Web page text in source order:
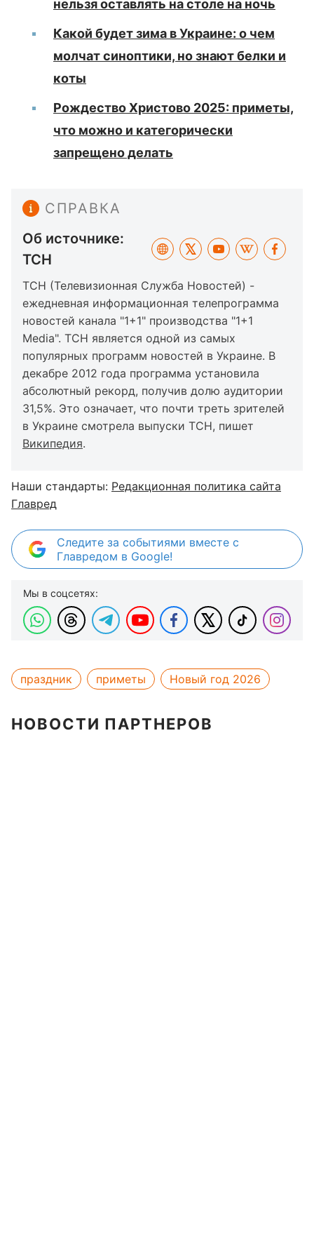
нельзя оставлять на столе на ночь
Какой будет зима в Украине: о чем
молчат синоптики, но знают белки и
коты
Рождество Христово 2025: приметы,
что можно и категорически
запрещено делать
СПРАВКА
Об источнике:
ТСН
ТСН (Телевизионная Служба Новостей) -
ежедневная информационная телепрограмма
новостей канала "1+1" производства "1+1
Media". ТСН является одной из самых
популярных программ новостей в Украине. В
декабре 2012 года программа установила
абсолютный рекорд, получив долю аудитории
31,5%. Это означает, что почти треть зрителей
в Украине смотрела выпуски ТСН, пишет
Википедия.
Наши стандарты: Редакционная политика сайта
Главред
Следите за событиями вместе с
Главредом в Google!
Мы в соцсетях:
праздник приметы Новый год 2026
НОВОСТИ ПАРТНЕРОВ